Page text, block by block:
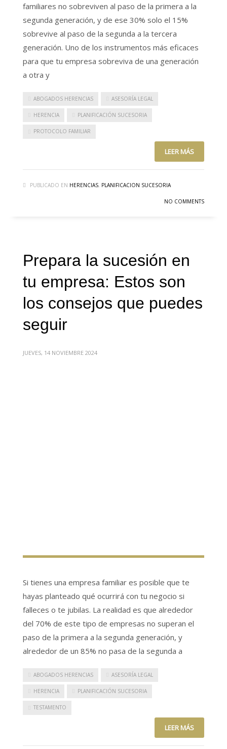
familiares no sobreviven al paso de la primera a la
segunda generación, y de ese 30% solo el 15%
sobrevive al paso de la segunda a la tercera
generación. Uno de los instrumentos más eficaces
para que tu empresa sobreviva de una generación
a otra y
ABOGADOS HERENCIAS ASESORÍA LEGAL
HERENCIA PLANIFICACIÓN SUCESORIA
PROTOCOLO FAMILIAR
LEER MÁS
PUBLICADO EN HERENCIAS, PLANIFICACION SUCESORIA
NO COMMENTS
Prepara la sucesión en
tu empresa: Estos son
los consejos que puedes
seguir
JUEVES, 14 NOVIEMBRE 2024
Si tienes una empresa familiar es posible que te
hayas planteado qué ocurrirá con tu negocio si
falleces o te jubilas. La realidad es que alrededor
del 70% de este tipo de empresas no superan el
paso de la primera a la segunda generación, y
alrededor de un 85% no pasa de la segunda a
ABOGADOS HERENCIAS ASESORÍA LEGAL
HERENCIA PLANIFICACIÓN SUCESORIA
TESTAMENTO
LEER MÁS